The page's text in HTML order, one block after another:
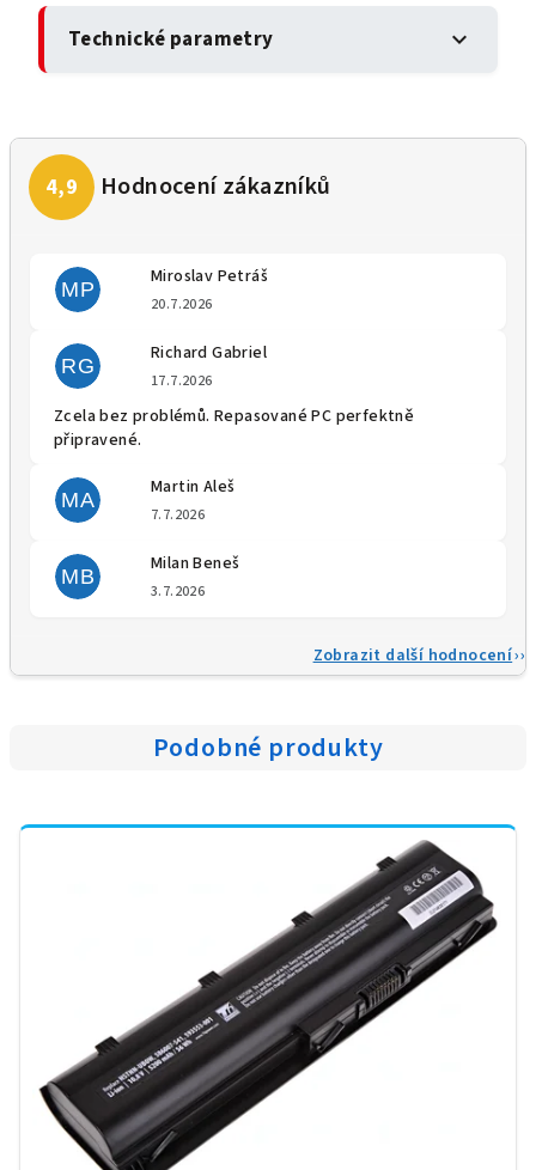
Technické parametry expand_more
MP
Miroslav Petráš
20.7.2026
RG
Richard Gabriel
17.7.2026
Zcela bez problémů. Repasované PC perfektně
připravené.
MA
Martin Aleš
7.7.2026
MB
Milan Beneš
3.7.2026
Zobrazit další hodnocení
Podobné produkty